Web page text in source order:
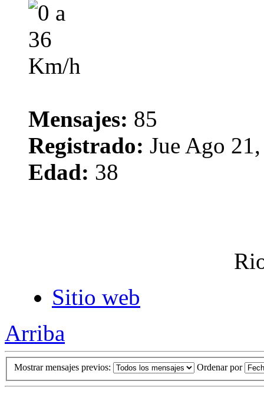
Mensajes: 85
Registrado: Jue Ago
Edad: 38
Sitio web
Arriba
Mostrar mensajes previos: Ordenar por